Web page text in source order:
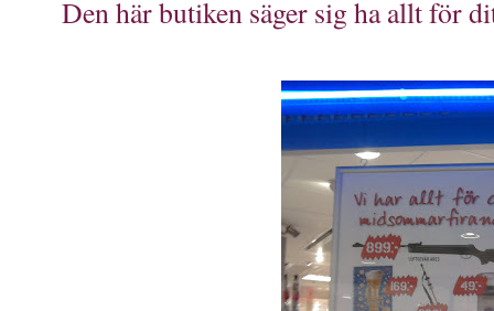
Den här butiken säger sig ha allt för